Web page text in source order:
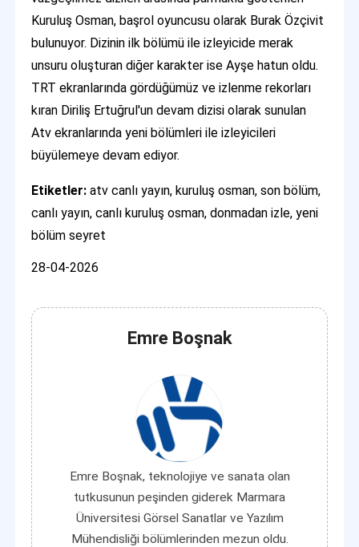
Kuruluş Osman, başrol oyuncusu olarak Burak Özçivit
bulunuyor. Dizinin ilk bölümü ile izleyicide merak
unsuru oluşturan diğer karakter ise Ayşe hatun oldu.
TRT ekranlarında gördüğümüz ve izlenme rekorları
kıran Diriliş Ertuğrul'un devam dizisi olarak sunulan
Atv ekranlarında yeni bölümleri ile izleyicileri
büyülemeye devam ediyor.
Etiketler:atv canlı yayın, kuruluş osman, son bölüm,
canlı yayın, canlı kuruluş osman, donmadan izle, yeni
bölüm seyret
28-04-2026
Emre Boşnak
Emre Boşnak, teknolojiye ve sanata olan
tutkusunun peşinden giderek Marmara
Üniversitesi Görsel Sanatlar ve Yazılım
Mühendisliği bölümlerinden mezun oldu.